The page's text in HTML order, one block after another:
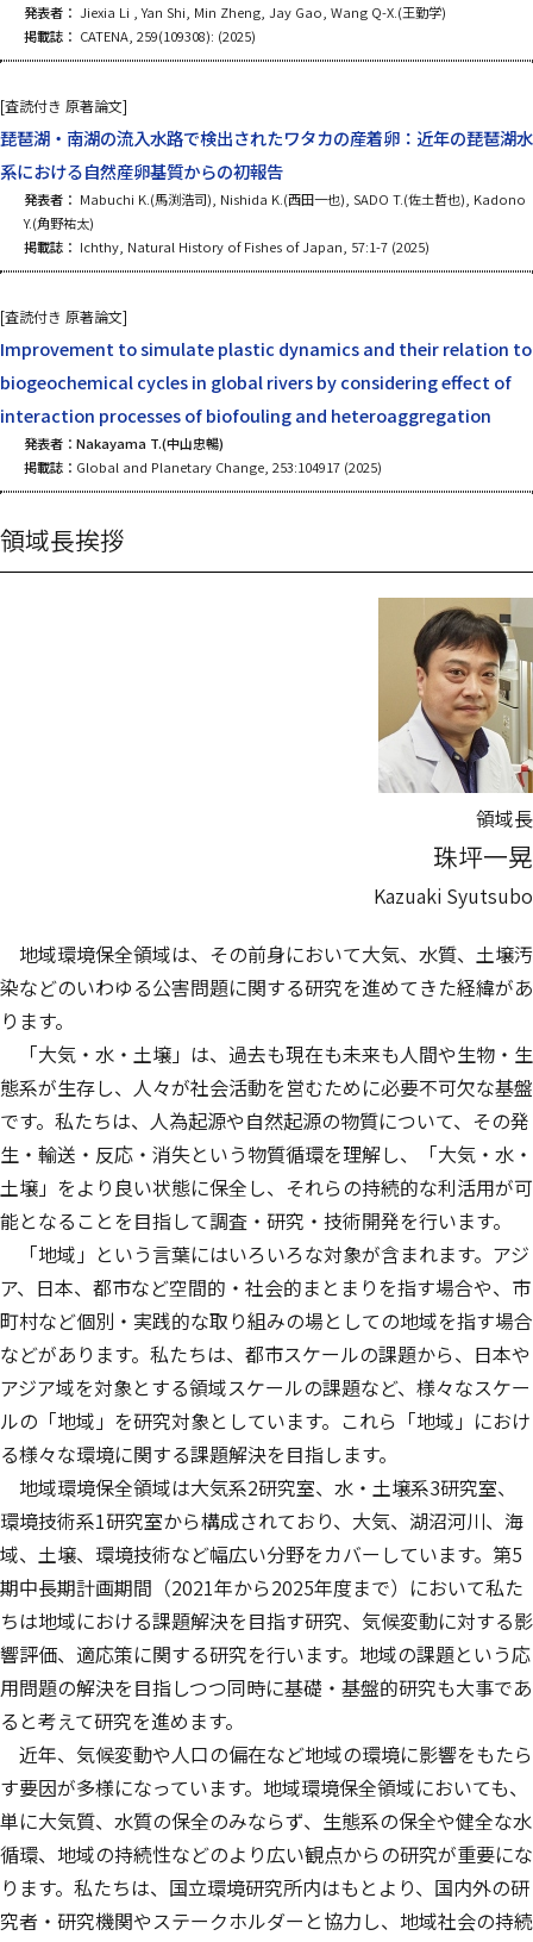
発表者： Jiexia Li , Yan Shi, Min Zheng, Jay Gao, Wang Q-X.(王勤学)
掲載誌： CATENA, 259(109308): (2025)
[査読付き 原著論文]
琵琶湖・南湖の流入水路で検出されたワタカの産着卵：近年の琵琶湖水
系における自然産卵基質からの初報告
発表者： Mabuchi K.(馬渕浩司), Nishida K.(西田一也), SADO T.(佐土哲也), Kadono
Y.(角野祐太)
掲載誌： Ichthy, Natural History of Fishes of Japan, 57:1-7 (2025)
[査読付き 原著論文]
Improvement to simulate plastic dynamics and their relation to
biogeochemical cycles in global rivers by considering effect of
interaction processes of biofouling and heteroaggregation
発表者：Nakayama T.(中山忠暢)
掲載誌： Global and Planetary Change, 253:104917 (2025)
領域長挨拶
領域長
珠坪一晃
Kazuaki Syutsubo
地域環境保全領域は、その前身において大気、水質、土壌汚
染などのいわゆる公害問題に関する研究を進めてきた経緯があ
ります。
「大気・水・土壌」は、過去も現在も未来も人間や生物・生
態系が生存し、人々が社会活動を営むために必要不可欠な基盤
です。私たちは、人為起源や自然起源の物質について、その発
生・輸送・反応・消失という物質循環を理解し、「大気・水・
土壌」をより良い状態に保全し、それらの持続的な利活用が可
能となることを目指して調査・研究・技術開発を行います。
「地域」という言葉にはいろいろな対象が含まれます。アジ
ア、日本、都市など空間的・社会的まとまりを指す場合や、市
町村など個別・実践的な取り組みの場としての地域を指す場合
などがあります。私たちは、都市スケールの課題から、日本や
アジア域を対象とする領域スケールの課題など、様々なスケー
ルの「地域」を研究対象としています。これら「地域」におけ
る様々な環境に関する課題解決を目指します。
地域環境保全領域は大気系2研究室、水・土壌系3研究室、
環境技術系1研究室から構成されており、大気、湖沼河川、海
域、土壌、環境技術など幅広い分野をカバーしています。第5
期中長期計画期間（2021年から2025年度まで）において私た
ちは地域における課題解決を目指す研究、気候変動に対する影
響評価、適応策に関する研究を行います。地域の課題という応
用問題の解決を目指しつつ同時に基礎・基盤的研究も大事であ
ると考えて研究を進めます。
近年、気候変動や人口の偏在など地域の環境に影響をもたら
す要因が多様になっています。地域環境保全領域においても、
単に大気質、水質の保全のみならず、生態系の保全や健全な水
循環、地域の持続性などのより広い観点からの研究が重要にな
ります。私たちは、国立環境研究所内はもとより、国内外の研
究者・研究機関やステークホルダーと協力し、地域社会の持続